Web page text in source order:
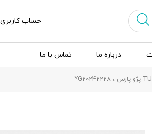
حساب کاربری
درباره ما تماس با ما